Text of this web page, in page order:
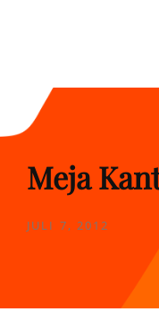
Meja
POSTED
JULI 7, 2012